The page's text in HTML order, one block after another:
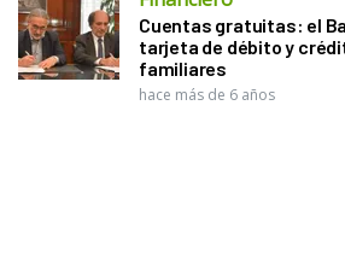
Cuentas gratuitas: el
tarjeta de débito y
familiares
hace más de 6 años